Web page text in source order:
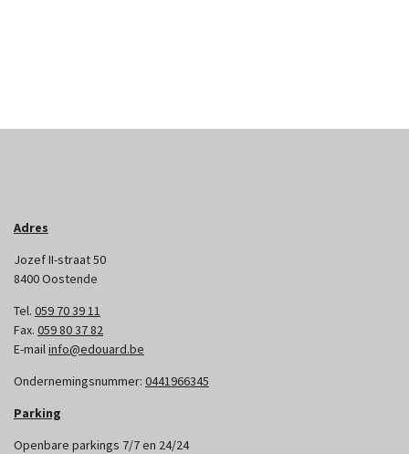
Adres
Jozef II-straat 50
8400 Oostende
Tel. 059 70 39 11
Fax. 059 80 37 82
E-mailinfo@edouard.be
Ondernemingsnummer: 0441966345
Parking
Openbare parkings 7/7 en 24/24